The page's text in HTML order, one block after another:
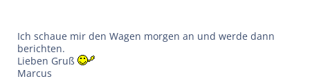
Ich schaue mir den Wagen morgen an und werde dann
berichten.
Lieben Gruß
Marcus